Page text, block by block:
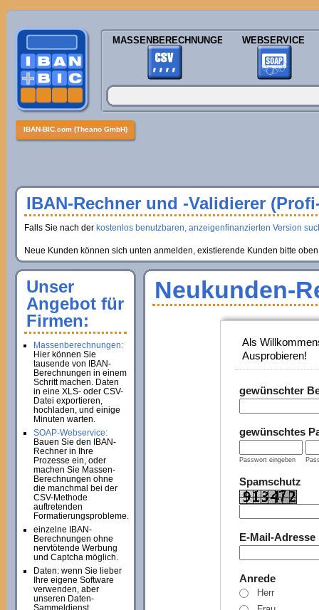
MASSENBERECHNUNGEN WEBSERVICE
IBAN-BIC.com (Theano GmbH)
IBAN-Rechner und -Validierer
Falls Sie nach der kostenlos benutzbaren, anzeigenfinanzierten Version
Neue Kunden können sich unten anmelden, existierende Kunden bitte
Neukunden-
Als
Ausprobieren!
gewünschter
gewünschtes
Passwort eingeben
Spamschutz
E-Mail-Adresse
Anrede
Herr
Unser
Angebot für
Firmen:
Massenberechnungen:
Hier können Sie
tausende von IBAN-
Berechnungen in einem
Schritt machen. Daten
in eine XLS- oder CSV-
Datei exportieren,
hochladen, und einige
Minuten warten.
SOAP-Webservice:
Bauen Sie den IBAN-
Rechner in Ihre
Prozesse ein, oder
machen Sie Massen-
Berechnungen ohne
die manchmal bei der
CSV-Methode
auftretenden
Formatierungsprobleme.
einzelne IBAN-
Berechnungen ohne
nervtötende Werbung
und Captcha möglich.
Daten: wenn Sie lieber
Ihre eigene Software
verwenden, aber
unseren Daten-
Sammeldienst